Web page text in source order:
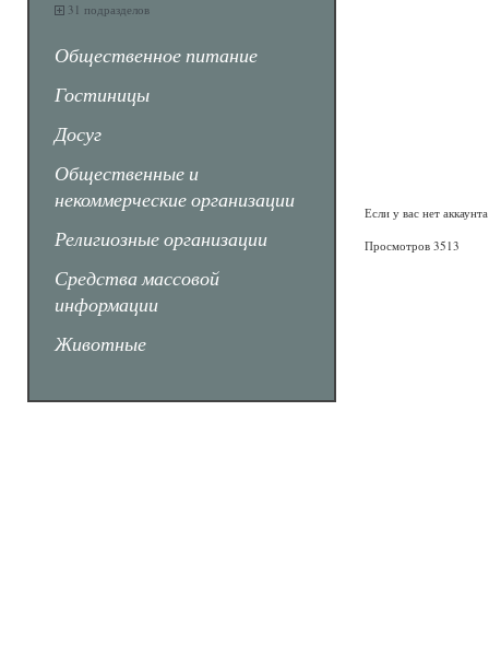
31 подразделов
Общественное питание
Гостиницы
Досуг
Общественные и
некоммерческие организации
Религиозные организации
Средства массовой
информации
Животные
Если у вас нет
Просмотров 3513